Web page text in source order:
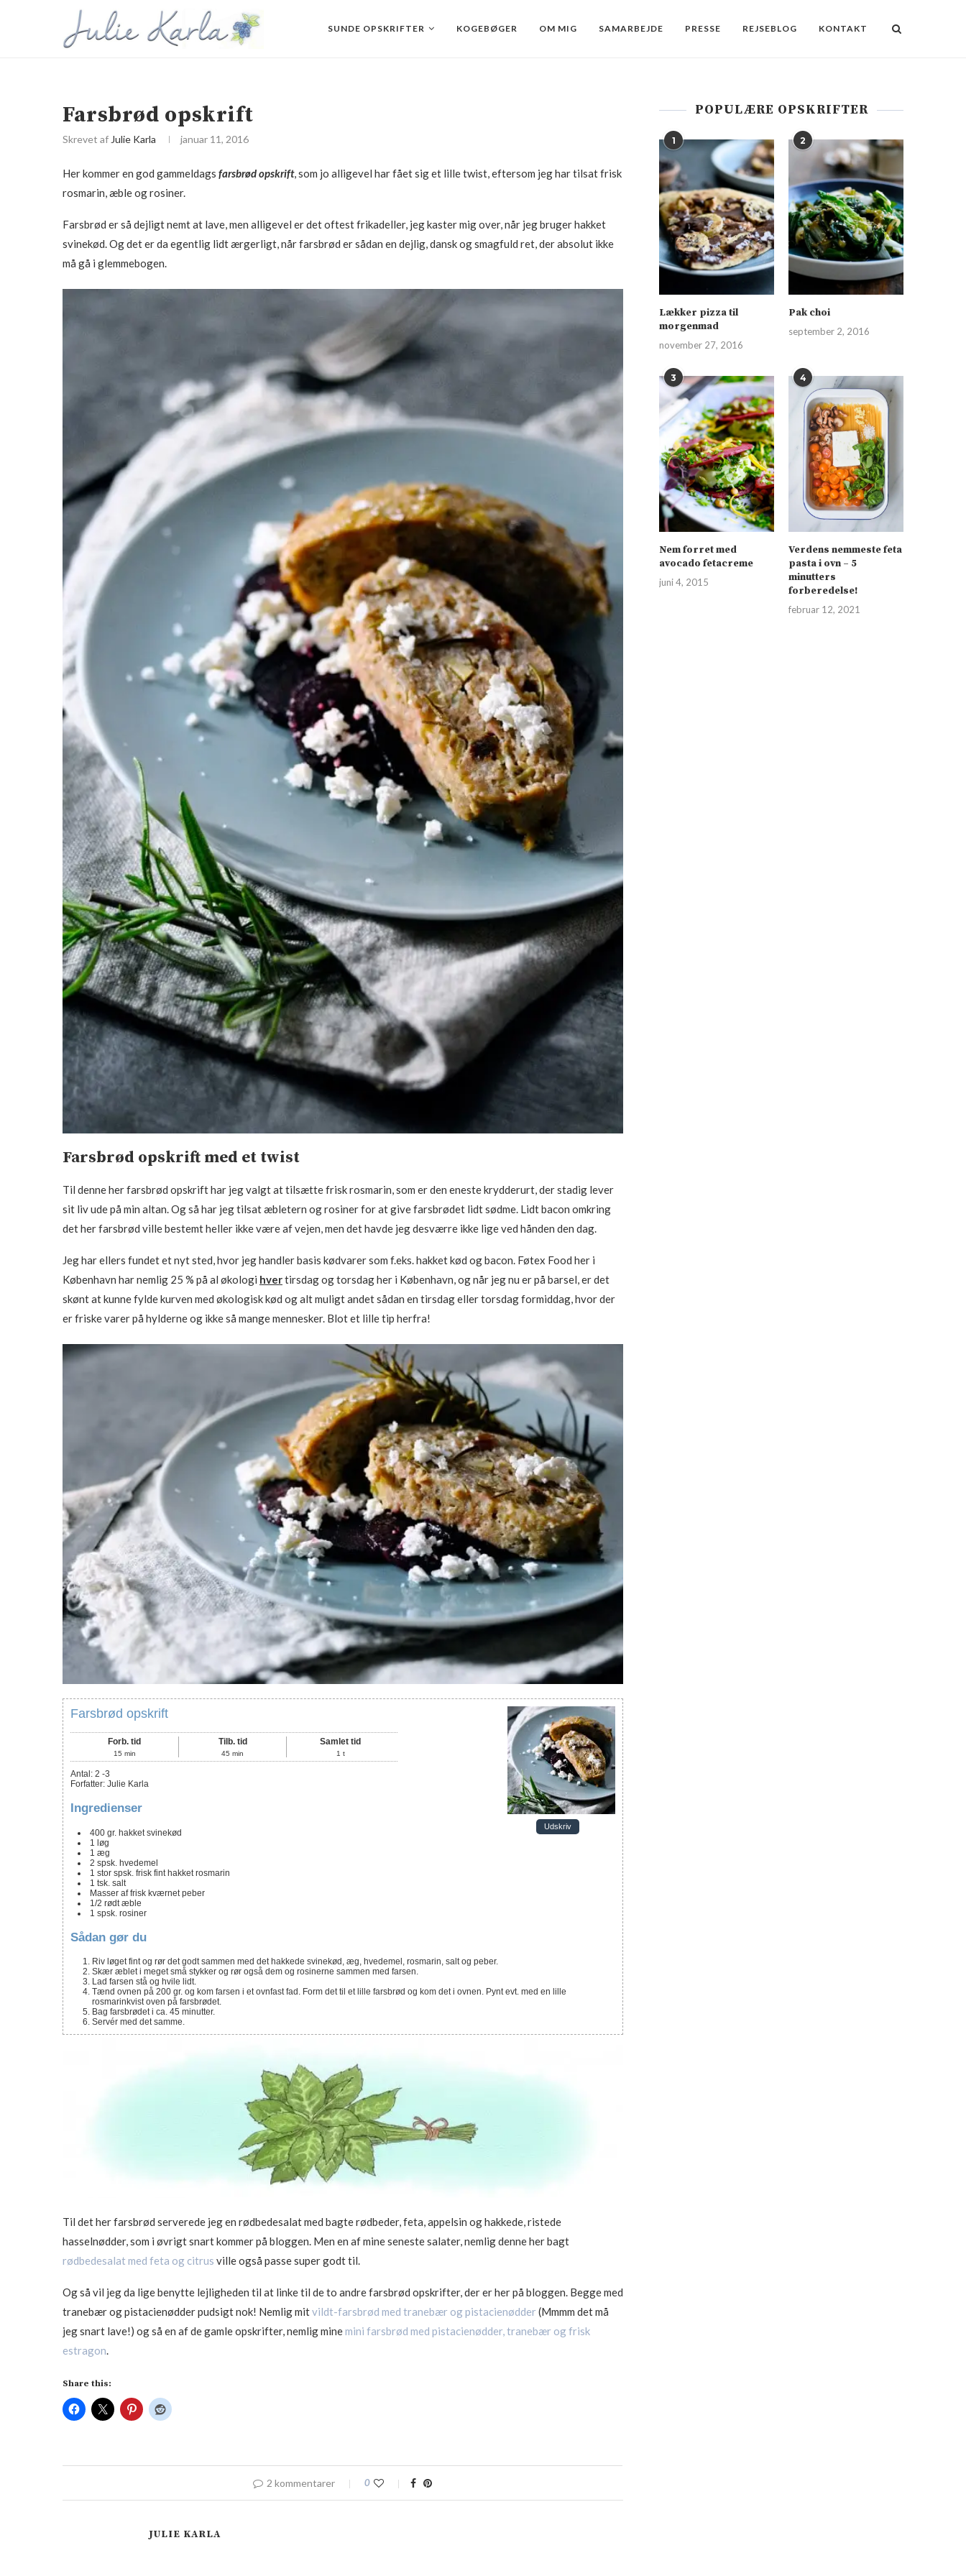
SUNDE OPSKRIFTER KOGEBØGER OM MIG SAMARBEJDE PRESSE REJSEBLOG KONTAKT
Farsbrød opskrift
Skrevet af Julie Karla januar 11, 2016
Her kommer en god gammeldags farsbrød opskrift, som jo alligevel har fået sig et lille twist, eftersom jeg har tilsat frisk
rosmarin, æble og rosiner.
Farsbrød er så dejligt nemt at lave, men alligevel er det oftest frikadeller, jeg kaster mig over, når jeg bruger hakket
svinekød. Og det er da egentlig lidt ærgerligt, når farsbrød er sådan en dejlig, dansk og smagfuld ret, der absolut ikke
må gå i glemmebogen.
Farsbrød opskrift med et twist
Til denne her farsbrød opskrift har jeg valgt at tilsætte frisk rosmarin, som er den eneste krydderurt, der stadig lever
sit liv ude på min altan. Og så har jeg tilsat æbletern og rosiner for at give farsbrødet lidt sødme. Lidt bacon omkring
det her farsbrød ville bestemt heller ikke være af vejen, men det havde jeg desværre ikke lige ved hånden den dag.
Jeg har ellers fundet et nyt sted, hvor jeg handler basis kødvarer som f.eks. hakket kød og bacon. Føtex Food her i
København har nemlig 25 % på al økologi hvertirsdag og torsdag her i København, og når jeg nu er på barsel, er det
skønt at kunne fylde kurven med økologisk kød og alt muligt andet sådan en tirsdag eller torsdag formiddag, hvor der
er friske varer på hylderne og ikke så mange mennesker. Blot et lille tip herfra!
Udskriv
Farsbrød opskrift
Forb. tid
15 min
Tilb. tid
45 min
Samlet tid
1 t
Antal : 2 -3
Forfatter: Julie Karla
Ingredienser
400 gr. hakket svinekød
1 løg
1 æg
2 spsk. hvedemel
1 stor spsk. frisk fint hakket rosmarin
1 tsk. salt
Masser af frisk kværnet peber
1/2 rødt æble
1 spsk. rosiner
Sådan gør du
Riv løget fint og rør det godt sammen med det hakkede svinekød, æg, hvedemel, rosmarin, salt og peber.
Skær æblet i meget små stykker og rør også dem og rosinerne sammen med farsen.
Lad farsen stå og hvile lidt.
Tænd ovnen på 200 gr. og kom farsen i et ovnfast fad. Form det til et lille farsbrød og kom det i ovnen. Pynt evt. med en lille
rosmarinkvist oven på farsbrødet.
Bag farsbrødet i ca. 45 minutter.
Servér med det samme.
Til det her farsbrød serverede jeg en rødbedesalat med bagte rødbeder, feta, appelsin og hakkede, ristede
hasselnødder, som i øvrigt snart kommer på bloggen. Men en af mine seneste salater, nemlig denne her bagt
rødbedesalat med feta og citrus ville også passe super godt til.
Og så vil jeg da lige benytte lejligheden til at linke til de to andre farsbrød opskrifter, der er her på bloggen. Begge med
tranebær og pistacienødder pudsigt nok! Nemlig mitvildt-farsbrød med tranebær og pistacienødder(Mmmm det må
jeg snart lave!) og så en af de gamle opskrifter, nemlig minemini farsbrød med pistacienødder, tranebær og frisk
estragon.
Share this:
2 kommentarer 0
JULIE KARLA
POPULÆRE OPSKRIFTER
1
Lækker pizza til
morgenmad
november 27, 2016
2
Pak choi
september 2, 2016
3
Nem forret med
avocado fetacreme
juni 4, 2015
4
Verdens nemmeste feta
pasta i ovn – 5
minutters
forberedelse!
februar 12, 2021